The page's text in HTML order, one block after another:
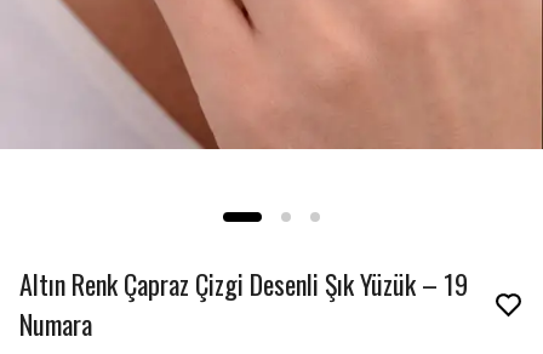
Altın Renk Çapraz Çizgi Desenli Şık Yüzük – 19
Numara